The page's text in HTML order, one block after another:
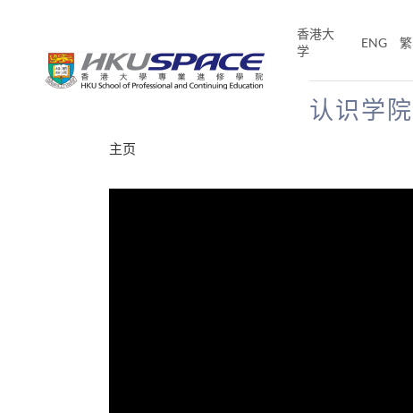
香港大
学
ENG 繁
认识学院
主页